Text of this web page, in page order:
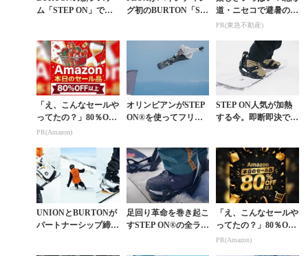
ム「STEP ON」で滑
グ初のBURTON「ST
道・ニセコで避暑の夏
旅 絶景とアクティビ
急 グラン・ヒラフ」...
PR(東急不動産)
「え、こんなセールや
ってたの？」80％OFF
以上が続々登場！Am
PR(Amazon)
オリンピアンがSTEP
ON®を使ってフリー
STEP ON人気が加熱
する今。即断即決で初
ブーツを改...
UNIONとBURTONが
パートナーシップ締
足回り革命を巻き起こ
すSTEP ON®の全ライ
「え、こんなセールや
ってたの？」80％OFF
以上が続々登場！Am
PR(Amazon)